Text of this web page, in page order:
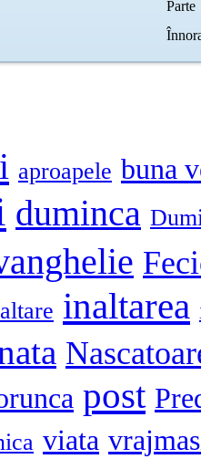
aproapele buna
duminca
inaltarea
post
viata